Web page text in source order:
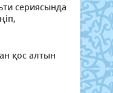
сериясында
қос алтын